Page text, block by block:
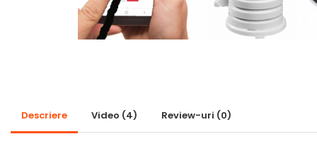
Descriere Video (4) Review-uri (0)